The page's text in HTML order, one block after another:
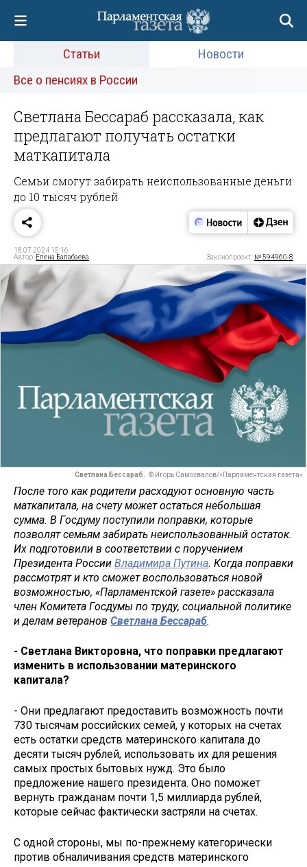
Статьи
Новости
Все о пенсиях в России
Светлана Бессараб рассказала, как
предлагают получать остатки
маткапитала
Семьи смогут забирать неиспользованные деньги
до 10 тысяч рублей
18.07.2024 15:16
Автор: Елена Балабаева Законопроект: № 594960-8
Светлана Бессараб. © Игорь Самохвалов/«Парламентская газета»
После того как родители расходуют основную часть
маткапитала, на счету может остаться небольшая
сумма. В Госдуму поступили поправки, которые
позволят семьям забирать неиспользованный остаток.
Их подготовили в соответствии с поручением
Президента России Владимира Путина. Когда поправки
рассмотрят и кто сможет воспользоваться новой
возможностью, «Парламентской газете» рассказала
член Комитета Госдумы по труду, социальной политике
и делам ветеранов Светлана Бессараб.
- Светлана Викторовна, что поправки предлагают
изменить в использовании материнского
капитала?
- Они предлагают предоставить возможность почти
730 тысячам российских семей, у которых на счетах
есть остатки средств материнского капитала до
десяти тысяч рублей, использовать их для решения
самых простых бытовых нужд. Это было
предложение нашего президента. Оно поможет
вернуть гражданам почти 1,5 миллиарда рублей,
которые сейчас фактически застряли на счетах.
С одной стороны, мы по-прежнему категорически
против обналичивания средств материнского